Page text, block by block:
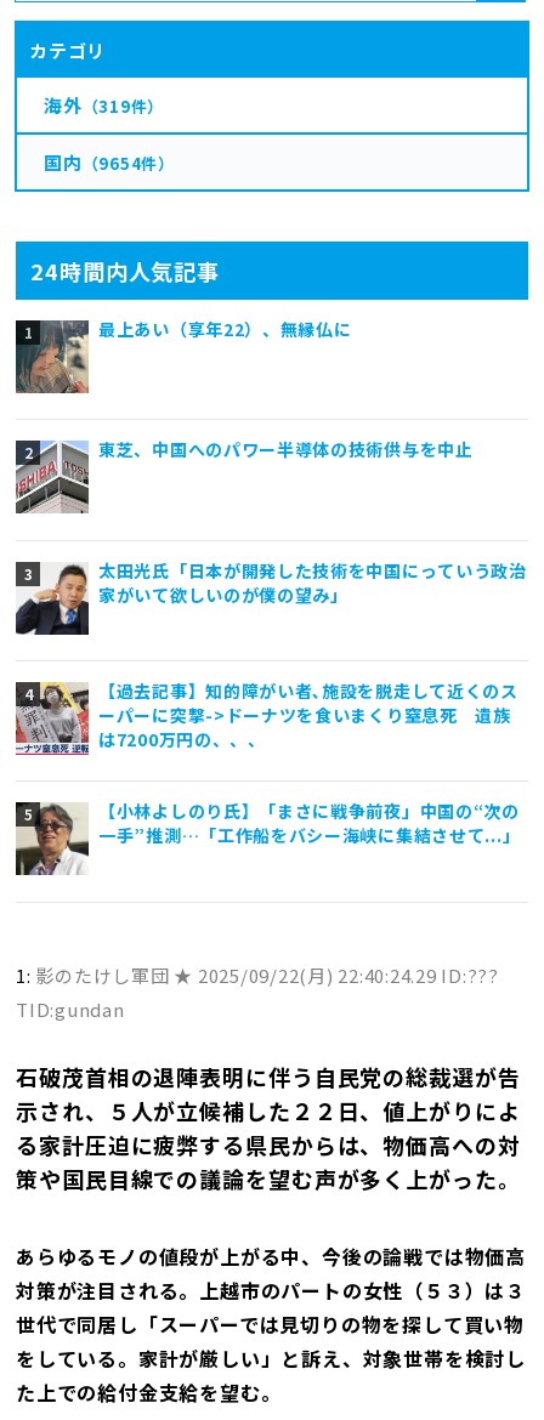
24時間内人気記事
最上あい（享年22）、無縁仏に
東芝、中国へのパワー半導体の技術供与を中止
太田光氏「日本が開発した技術を中国にっていう政治
家がいて欲しいのが僕の望み」
【過去記事】知的障がい者､施設を脱走して近くのス
ーパーに突撃->ドーナツを食いまくり窒息死 遺族
は7200万円の、、、
【小林よしのり氏】「まさに戦争前夜」中国の“次の
一手”推測…「工作船をバシー海峡に集結させて...」
1: 影のたけし軍団 ★ 2025/09/22(月) 22:40:24.29 ID:???
TID:gundan
石破茂首相の退陣表明に伴う自民党の総裁選が告
示され、５人が立候補した２２日、値上がりによ
る家計圧迫に疲弊する県民からは、物価高への対
策や国民目線での議論を望む声が多く上がった。
あらゆるモノの値段が上がる中、今後の論戦では物価高
対策が注目される。上越市のパートの女性（５３）は３
世代で同居し「スーパーでは見切りの物を探して買い物
をしている。家計が厳しい」と訴え、対象世帯を検討し
た上での給付金支給を望む。
カテゴリ
海外 （319件）
国内 （9654件）